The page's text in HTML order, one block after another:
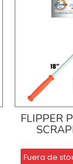
FLIPPER
Fuera de